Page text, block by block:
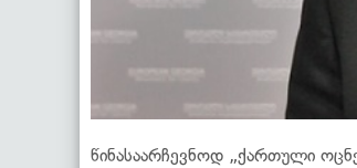
წინასაარჩევნოდ „ქართული